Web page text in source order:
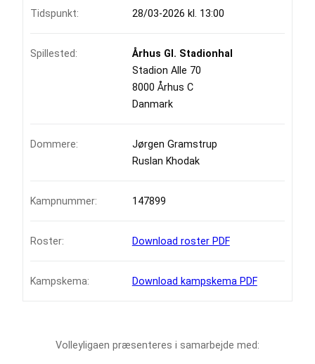
Tidspunkt: 28/03-2026 kl. 13:00
Spillested:
Århus Gl. Stadionhal
Stadion Alle 70
8000 Århus C
Danmark
Dommere:
Jørgen Gramstrup
Ruslan Khodak
Kampnummer: 147899
Roster: Download roster PDF
Kampskema: Download kampskema PDF
Volleyligaen præsenteres i samarbejde med: